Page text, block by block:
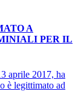
A
PER IL
aprile 2017, ha
è legittimato ad